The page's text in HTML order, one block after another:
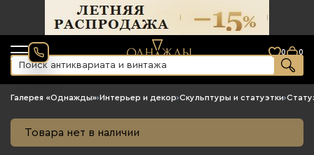
0 0
Галерея «Однажды»›Интерьер и декор›Скульптуры и статуэтки›
Товара нет в наличии